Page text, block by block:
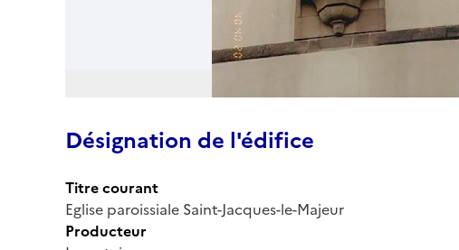
Désignation de l'édifice
Titre courant
Eglise paroissiale Saint-Jacques-le-Majeur
Producteur